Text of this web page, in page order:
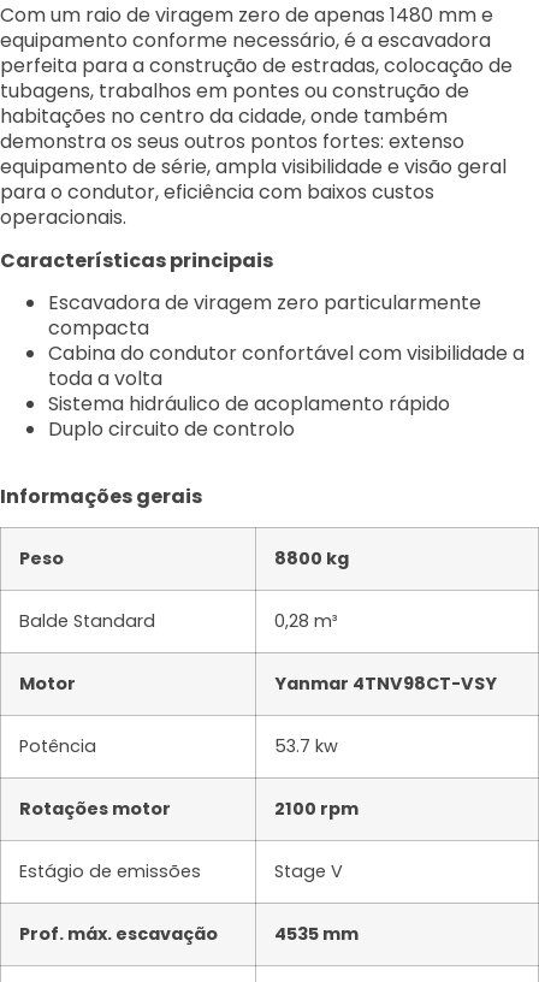
Com um raio de viragem zero de apenas 1480 mm e
equipamento conforme necessário, é a escavadora
perfeita para a construção de estradas, colocação de
tubagens, trabalhos em pontes ou construção de
habitações no centro da cidade, onde também
demonstra os seus outros pontos fortes: extenso
equipamento de série, ampla visibilidade e visão geral
para o condutor, eficiência com baixos custos
operacionais.
Características principais
Escavadora de viragem zero particularmente
compacta
Cabina do condutor confortável com visibilidade a
toda a volta
Sistema hidráulico de acoplamento rápido
Duplo circuito de controlo
Informações gerais
Peso 8800 kg
Balde Standard 0,28 m³
Motor Yanmar 4TNV98CT-VSY
Potência 53.7 kw
Rotações motor 2100 rpm
Estágio de emissões Stage V
Prof. máx. escavação 4535 mm